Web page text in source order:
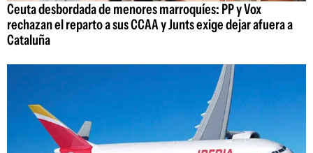
Ceuta desbordada de menores marroquíes: PP y Vox
rechazan el reparto a sus CCAA y Junts exige dejar afuera a
Cataluña